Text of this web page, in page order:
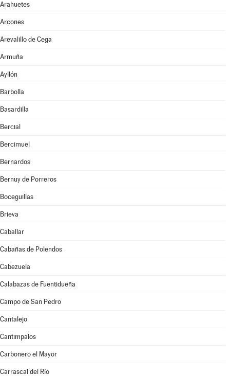
Arahuetes
Arcones
Arevalillo de Cega
Armuña
Ayllón
Barbolla
Basardilla
Bercial
Bercimuel
Bernardos
Bernuy de Porreros
Boceguillas
Brieva
Caballar
Cabañas de Polendos
Cabezuela
Calabazas de Fuentidueña
Campo de San Pedro
Cantalejo
Cantimpalos
Carbonero el Mayor
Carrascal del Río